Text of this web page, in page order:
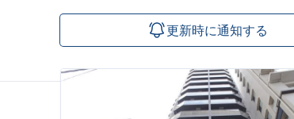
更新時に通知する